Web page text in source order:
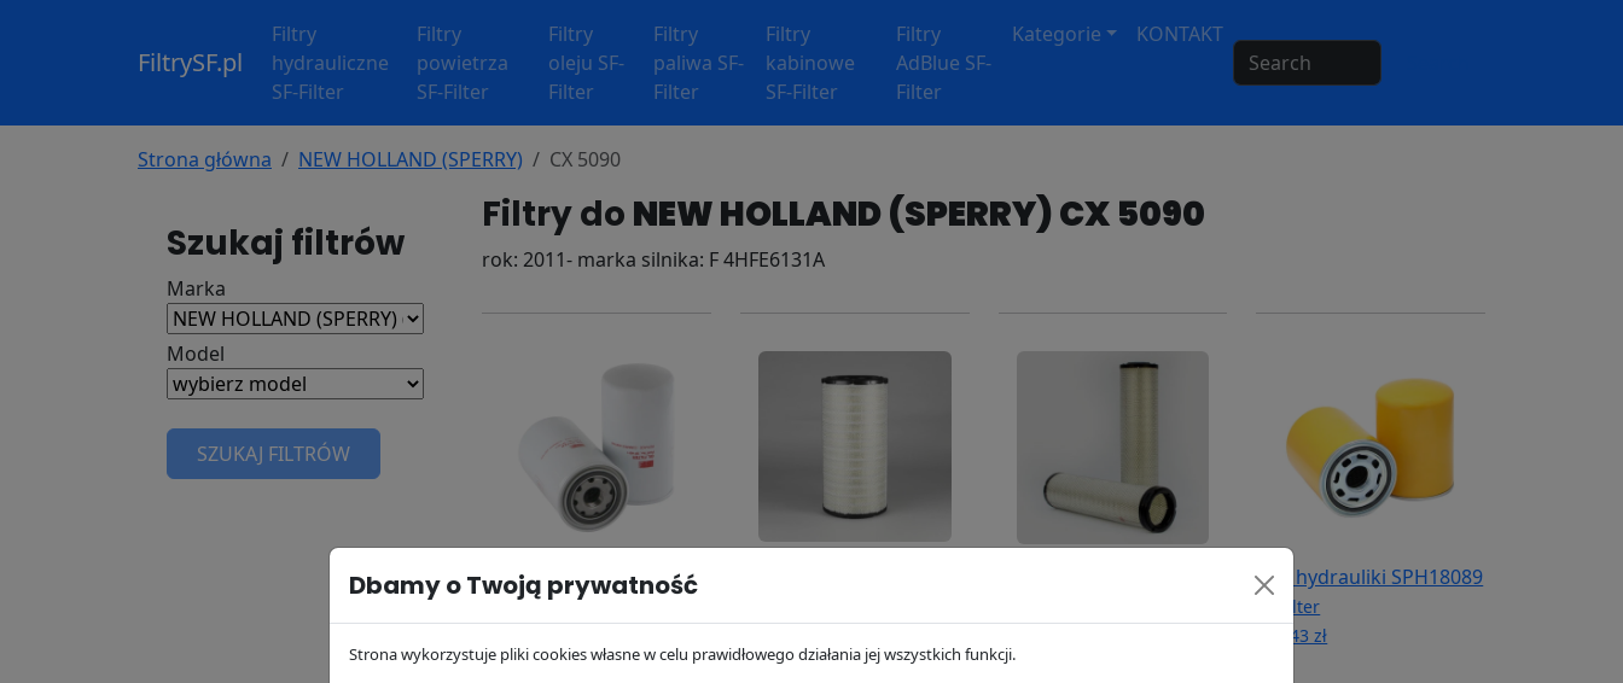
FiltrySF.pl
Filtry
hydrauliczne
SF-Filter
Filtry
powietrza
SF-Filter
Filtry
oleju SF-
Filter
Filtry
paliwa SF-
Filter
Filtry
kabinowe
SF-Filter
Filtry
AdBlue SF-
Filter
Kategorie
KONTAKT
Strona główna NEW HOLLAND (SPERRY) CX 5090
Szukaj filtrów
Marka
Model
SZUKAJ FILTRÓW
Filtry do NEW HOLLAND (SPERRY) CX 5090
rok: 2011- marka silnika: F 4HFE6131A
Filtr oleju SP4811
SF Filter
370.82 zł
Filtr hydrauliki SPH18089
SF Filter
141.43 zł
Dbamy o Twoją prywatność
Strona wykorzystuje pliki cookies własne w celu prawidłowego działania jej wszystkich funkcji.